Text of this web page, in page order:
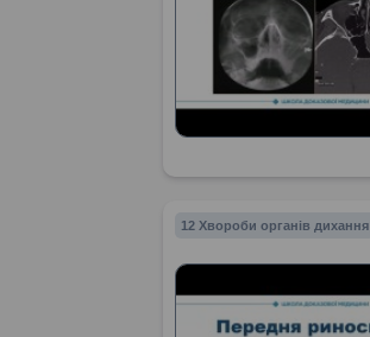
12 Хвороби органів дихання